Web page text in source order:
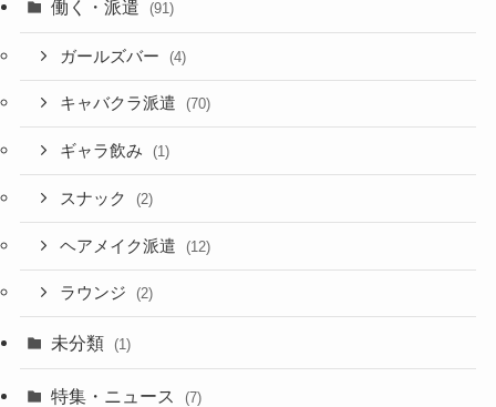
働く・派遣 (91)
ガールズバー (4)
キャバクラ派遣 (70)
ギャラ飲み (1)
スナック (2)
ヘアメイク派遣 (12)
ラウンジ (2)
未分類 (1)
特集・ニュース (7)